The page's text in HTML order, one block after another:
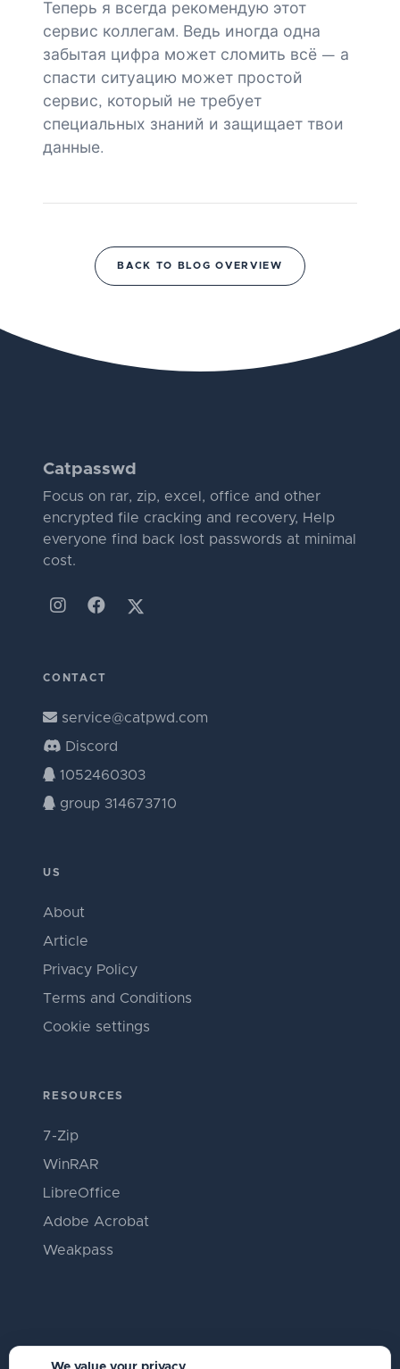
Теперь я всегда рекомендую этот
сервис коллегам. Ведь иногда одна
забытая цифра может сломить всё — а
спасти ситуацию может простой
сервис, который не требует
специальных знаний и защищает твои
данные.
BACK TO BLOG OVERVIEW
Catpasswd
Focus on rar, zip, excel, office and other
encrypted file cracking and recovery, Help
everyone find back lost passwords at minimal
cost.
CONTACT
service@catpwd.com
Discord
1052460303
group 314673710
US
About
Article
Privacy Policy
Terms and Conditions
Cookie settings
RESOURCES
7-Zip
WinRAR
LibreOffice
Adobe Acrobat
Weakpass